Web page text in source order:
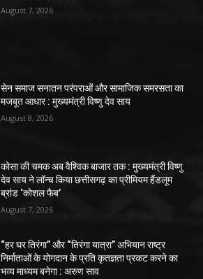
August 7, 2026
सेन समाज सनातन परंपराओं और सामाजिक समरसता का
मजबूत आधार : मुख्यमंत्री विष्णु देव साय
August 8, 2026
कोसा की चमक अब वैश्विक बाजार तक : मुख्यमंत्री विष्णु
देव साय ने लॉन्च किया छत्तीसगढ़ का प्रीमियम हैंडलूम
ब्रांड ‘कोशल फैब’
August 7, 2026
“हर घर तिरंगा” और “तिरंगा यात्रा” अभियान राष्ट्र
निर्माताओं के योगदान के प्रति कृतज्ञता प्रकट करने का
भव्य माध्यम बनेगा : अरुण साव